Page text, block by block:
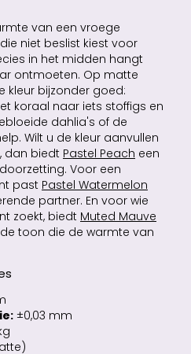
van een vroege
niet beslist kiest voor
in het midden hangt
ontmoeten. Op matte
kleur bijzonder goed:
koraal naar iets stoffigs en
dahlia's of de
Wilt u de kleur aanvullen
dan biedt Pastel Peach een
Voor een
past Pastel Watermelon
partner. En voor wie
zoekt, biedt Muted Mauve
toon die de warmte van
±0,03 mm